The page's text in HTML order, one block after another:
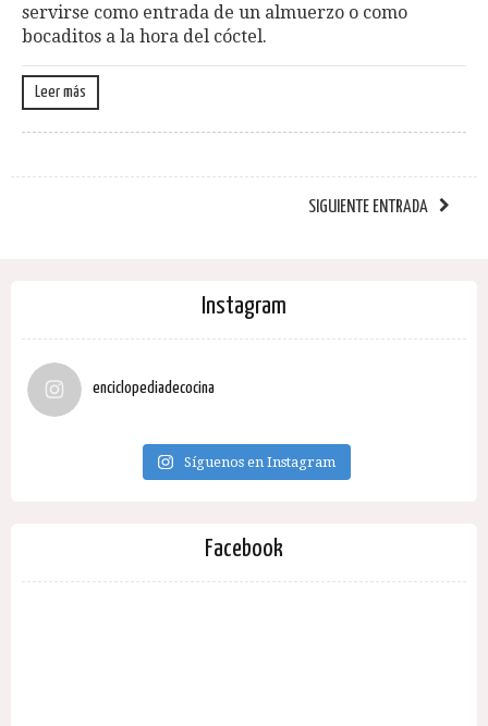
servirse como entrada de un almuerzo o como
bocaditos a la hora del cóctel.
Leer más
SIGUIENTE ENTRADA
Instagram
enciclopediadecocina
Síguenos en Instagram
Facebook